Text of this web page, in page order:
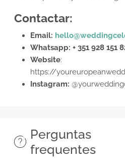
Contactar:
Email:
Whatsapp: + 351 928 151
Website:
https://
Instagram:
Perguntas
frequentes